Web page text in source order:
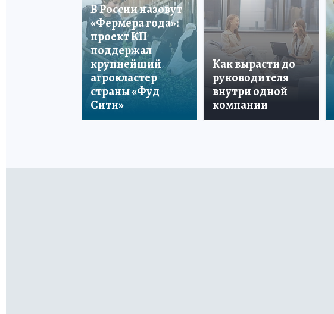
В России назовут
«Фермера года»:
проект КП
поддержал
крупнейший
агрокластер
страны «Фуд
Сити»
Как вырасти до
руководителя
внутри одной
компании